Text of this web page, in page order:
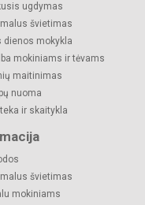
ugdymas
švietimas
dienos mokykla
mokiniams ir tėvams
maitinimas
nuoma
ir skaitykla
švietimas
mokiniams